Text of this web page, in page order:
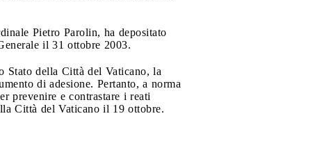
Pietro Parolin, ha depositato
il 31 ottobre 2003.
Stato della Città del Vaticano, la
di adesione. Pertanto, a norma
prevenire e contrastare i reati
Città del Vaticano il 19 ottobre.